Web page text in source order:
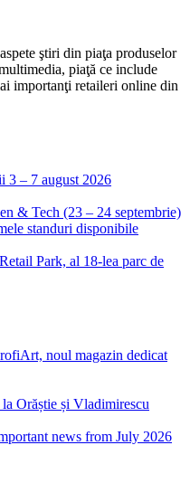
ştiri din piaţa produselor
piaţă ce include
importanţi retaileri online din
3 – 7 august 2026
& Tech (23 – 24 septembrie)
standuri disponibile
Park, al 18-lea parc de
noul magazin dedicat
Orăștie și Vladimirescu
news from July 2026